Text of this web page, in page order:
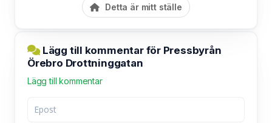
Detta är mitt ställe
Lägg till kommentar för Pressbyrån
Örebro Drottninggatan
Lägg till kommentar